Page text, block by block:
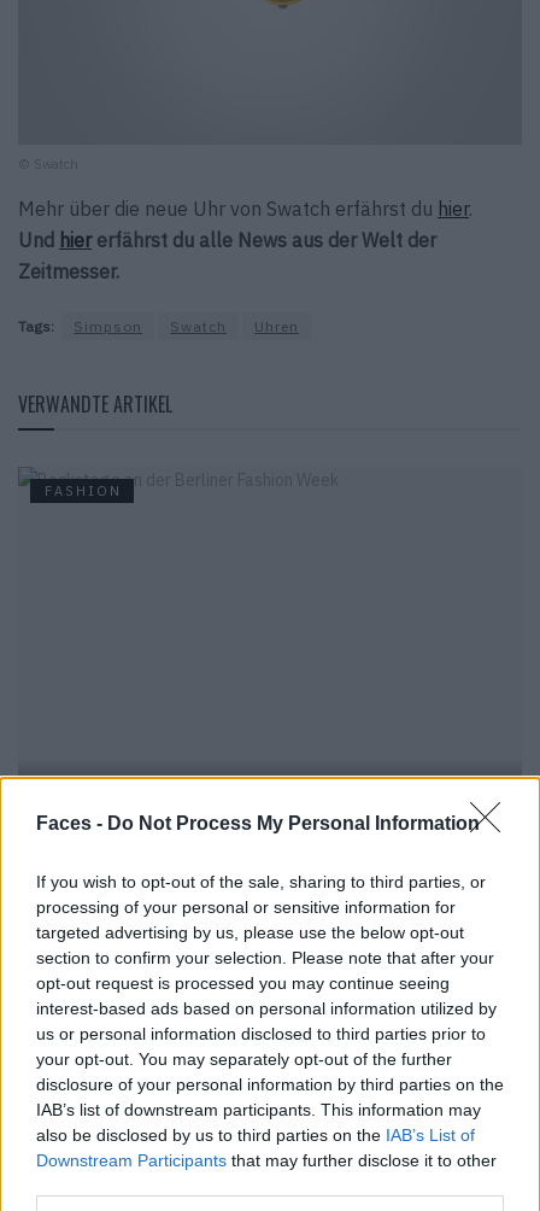
Faces - Do Not Process My Personal Information
If you wish to opt-out of the sale, sharing to third parties, or
processing of your personal or sensitive information for
targeted advertising by us, please use the below opt-out
section to confirm your selection. Please note that after your
opt-out request is processed you may continue seeing
interest-based ads based on personal information utilized by
us or personal information disclosed to third parties prior to
your opt-out. You may separately opt-out of the further
disclosure of your personal information by third parties on the
IAB’s list of downstream participants. This information may
also be disclosed by us to third parties on the IAB’s List of
Downstream Participants that may further disclose it to other
© Swatch
Mehr über die neue Uhr von Swatch erfährst du hier.
Und hiererfährst du alle News aus der Welt der
Zeitmesser.
Tags: Simpson Swatch Uhren
VERWANDTE ARTIKEL
FASHION
FASHION
Urbane & Gallant-Gründer Andrew Park und Design Director
Jeffrey Sebelia im Interview